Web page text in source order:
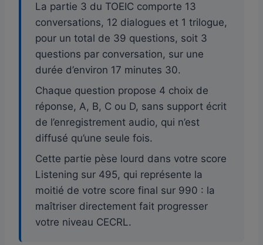
La partie 3 du TOEIC comporte 13
conversations, 12 dialogues et 1 trilogue,
pour un total de 39 questions, soit 3
questions par conversation, sur une
durée d’environ 17 minutes 30.
Chaque question propose 4 choix de
réponse, A, B, C ou D, sans support écrit
de l’enregistrement audio, qui n’est
diffusé qu’une seule fois.
Cette partie pèse lourd dans votre score
Listening sur 495, qui représente la
moitié de votre score final sur 990 : la
maîtriser directement fait progresser
votre niveau CECRL.